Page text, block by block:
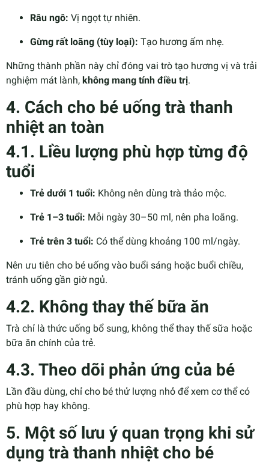
Râu ngô: Vị ngọt tự nhiên.
Gừng rất loãng (tùy loại): Tạo hương ấm nhẹ.
Những thành phần này chỉ đóng vai trò tạo hương vị và trải
nghiệm mát lành, không mang tính điều trị.
4. Cách cho bé uống trà thanh
nhiệt an toàn
4.1. Liều lượng phù hợp từng độ
tuổi
Trẻ dưới 1 tuổi: Không nên dùng trà thảo mộc.
Trẻ 1–3 tuổi: Mỗi ngày 30–50 ml, nên pha loãng.
Trẻ trên 3 tuổi: Có thể dùng khoảng 100 ml/ngày.
Nên ưu tiên cho bé uống vào buổi sáng hoặc buổi chiều,
tránh uống gần giờ ngủ.
4.2. Không thay thế bữa ăn
Trà chỉ là thức uống bổ sung, không thể thay thế sữa hoặc
bữa ăn chính của trẻ.
4.3. Theo dõi phản ứng của bé
Lần đầu dùng, chỉ cho bé thử lượng nhỏ để xem cơ thể có
phù hợp hay không.
5. Một số lưu ý quan trọng khi sử
dụng trà thanh nhiệt cho bé